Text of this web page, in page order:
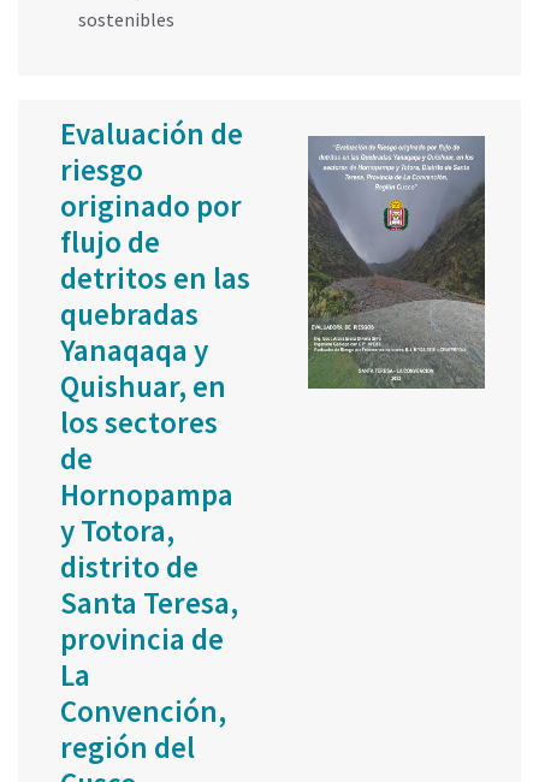
sostenibles
Evaluación de
riesgo
originado por
flujo de
detritos en las
quebradas
Yanaqaqa y
Quishuar, en
los sectores
de
Hornopampa
y Totora,
distrito de
Santa Teresa,
provincia de
La
Convención,
región del